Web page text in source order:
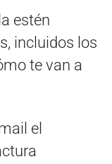
estén
incluidos los
te van a
el